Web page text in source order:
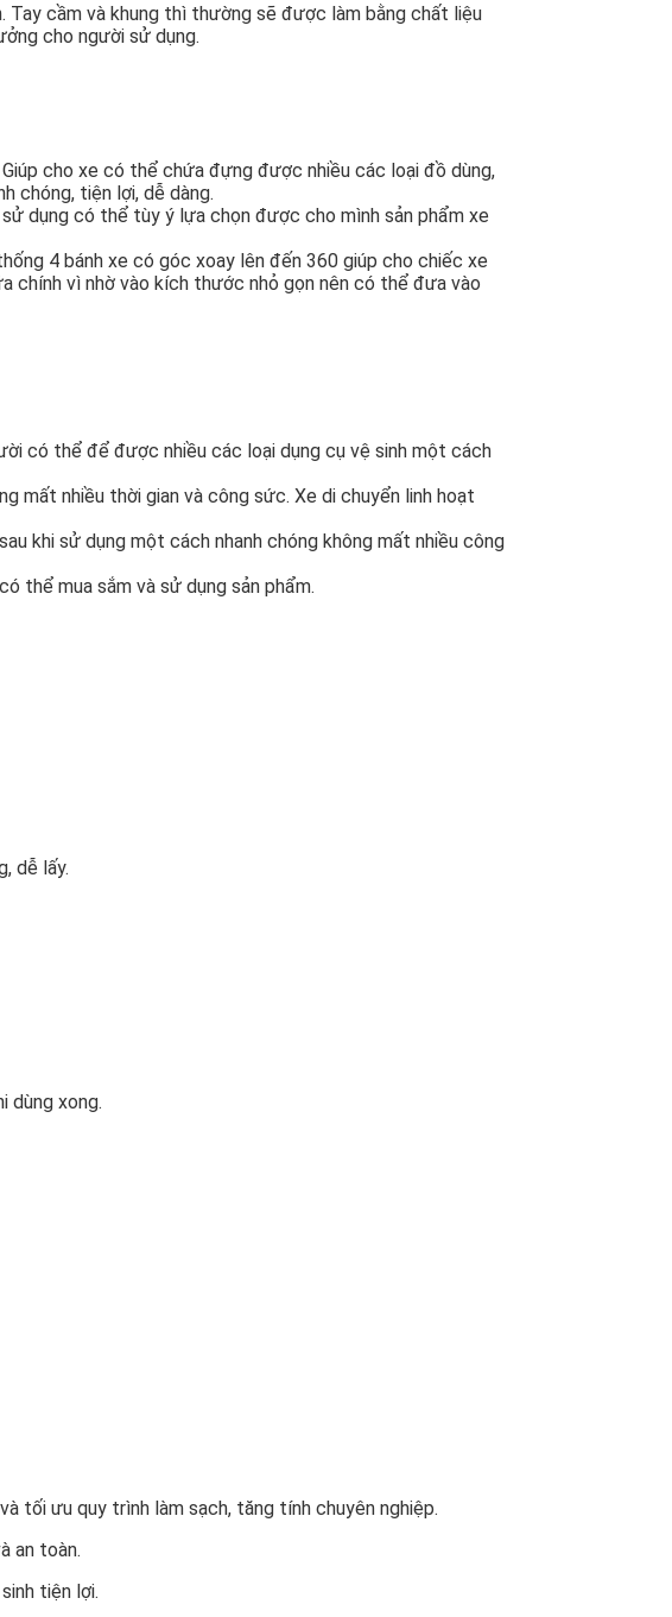
cầm và khung thì thường sẽ được làm bằng chất liệu
cho người sử dụng.
cho xe có thể chứa đựng được nhiều các loại đồ dùng,
chóng, tiện lợi, dễ dàng.
dụng có thể tùy ý lựa chọn được cho mình sản phẩm xe
4 bánh xe có góc xoay lên đến 360 giúp cho chiếc xe
chính vì nhờ vào kích thước nhỏ gọn nên có thể đưa vào
có thể để được nhiều các loại dụng cụ vệ sinh một cách
mất nhiều thời gian và công sức. Xe di chuyển linh hoạt
khi sử dụng một cách nhanh chóng không mất nhiều công
thể mua sắm và sử dụng sản phẩm.
dễ lấy.
dùng xong.
tối ưu quy trình làm sạch, tăng tính chuyên nghiệp.
an toàn.
tiện lợi.